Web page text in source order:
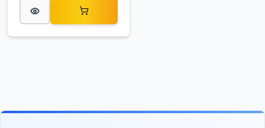
Außenmaßen von 880 ×
1660 × 1100 mm (B × L ×